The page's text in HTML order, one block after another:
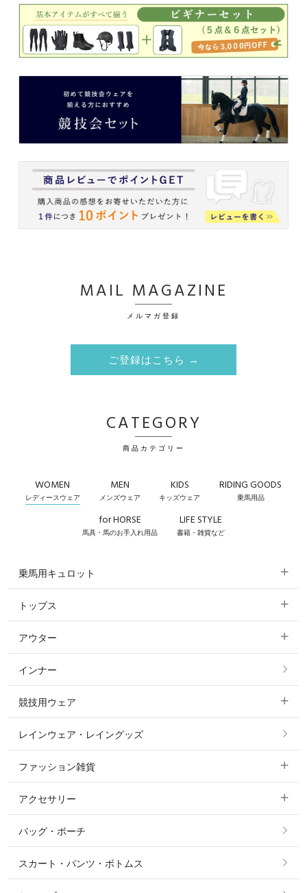
MAIL MAGAZINE
メルマガ登録
ご登録はこちら →
CATEGORY
商品カテゴリー
WOMEN
レディースウェア
MEN
メンズウェア
KIDS
キッズウェア
RIDING GOODS
乗馬用品
for HORSE
馬具・馬のお手入れ用品
LIFE STYLE
書籍・雑貨など
乗馬用キュロット
すべてのキュロット
フルグリップ・尻革 キュロット
ニーグリップ・膝革 キュロット
トップス
すべてのトップス
ポロシャツ
カットソー・Tシャツ・タンクトップ
パーカー・トレーナー・スウェット
ニット・セーター
シャツ・ブラウス・ワンピース
アウター
すべてのアウター
コート
ジャケット・ブルゾン
その他 アウター
インナー
競技用ウェア
すべての競技用ウェア
ショージャケット
ショーシャツ
レインウェア・レイングッズ
ファッション雑貨
すべてのファッション雑貨
ソックス
ベルト
アクセサリー
すべてのアクセサリー
リング
バッグ・ポーチ
スカート・パンツ・ボトムス